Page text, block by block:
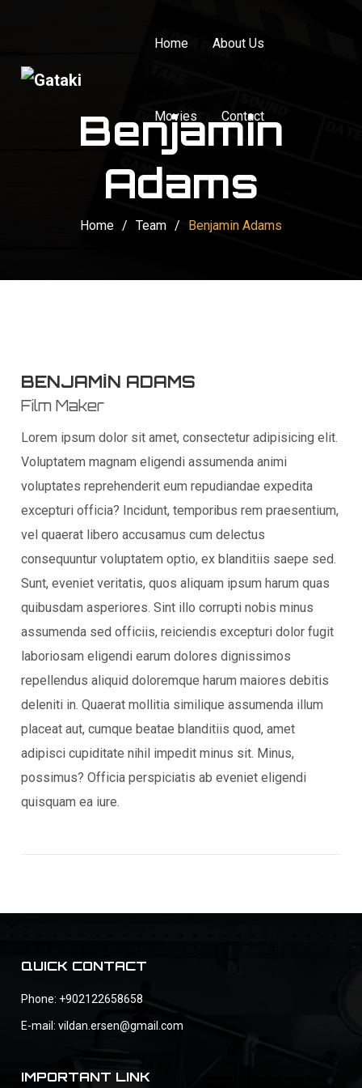
Home About Us
Movies Contact
Benjamin
Adams
Home / Team / Benjamin Adams
BENJAMIN ADAMS
Film Maker
Lorem ipsum dolor sit amet, consectetur adipisicing elit.
Voluptatem magnam eligendi assumenda animi
voluptates reprehenderit eum repudiandae expedita
excepturi officia? Incidunt, temporibus rem praesentium,
vel quaerat libero accusamus cum delectus
consequuntur voluptatem optio, ex blanditiis saepe sed.
Sunt, eveniet veritatis, quos aliquam ipsum harum quas
quibusdam asperiores. Sint illo corrupti nobis minus
assumenda sed officiis, reiciendis excepturi dolor fugit
laboriosam eligendi earum dolores dignissimos
repellendus aliquid doloremque harum maiores debitis
deleniti in. Quaerat mollitia similique assumenda illum
placeat aut, cumque beatae blanditiis quod, amet
adipisci cupiditate nihil impedit minus sit. Minus,
possimus? Officia perspiciatis ab eveniet eligendi
quisquam ea iure.
QUICK CONTACT
Phone: +902122658658
E-mail:vildan.ersen@gmail.com
IMPORTANT LINK